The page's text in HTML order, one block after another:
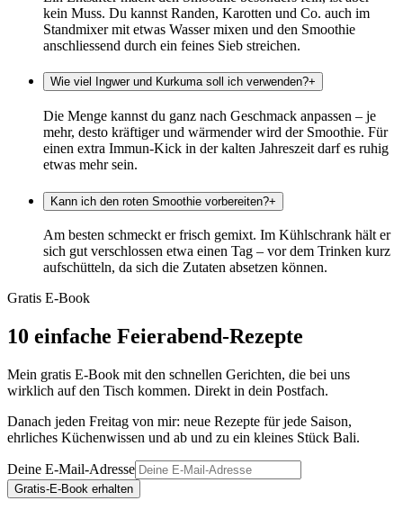
kein Muss. Du kannst Randen, Karotten und Co. auch im
Standmixer mit etwas Wasser mixen und den Smoothie
anschliessend durch ein feines Sieb streichen.
Wie viel Ingwer und Kurkuma soll ich verwenden?+
Die Menge kannst du ganz nach Geschmack anpassen – je
mehr, desto kräftiger und wärmender wird der Smoothie. Für
einen extra Immun-Kick in der kalten Jahreszeit darf es ruhig
etwas mehr sein.
Kann ich den roten Smoothie vorbereiten?+
Am besten schmeckt er frisch gemixt. Im Kühlschrank hält er
sich gut verschlossen etwa einen Tag – vor dem Trinken kurz
aufschütteln, da sich die Zutaten absetzen können.
Gratis E-Book
10 einfache Feierabend-Rezepte
Mein gratis E-Book mit den schnellen Gerichten, die bei uns
wirklich auf den Tisch kommen. Direkt in dein Postfach.
Danach jeden Freitag von mir: neue Rezepte für jede Saison,
ehrliches Küchenwissen und ab und zu ein kleines Stück Bali.
Deine E-Mail-Adresse
Gratis-E-Book erhalten